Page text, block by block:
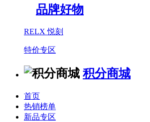
品牌好物
RELX 悦刻
特价专区
积分商城
首页
热销榜单
新品专区